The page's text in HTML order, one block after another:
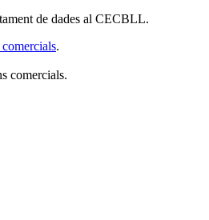
de dades al CECBLL.
.
comercials.